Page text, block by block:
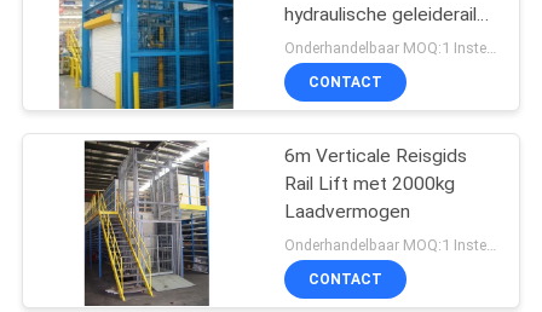
PRIVACYBELEID
Verticaal
hefplatform
37
hydraulische geleiderail
lift met 2000 kg
laadvermogen
Onderhandelbaar MOQ:1 Instellen
CONTACT
6m Verticale Reisgids
Rail Lift met 2000kg
Laadvermogen
CONTACT